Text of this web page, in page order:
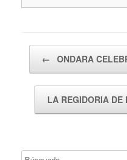
← ONDARA
LA REGIDORIA